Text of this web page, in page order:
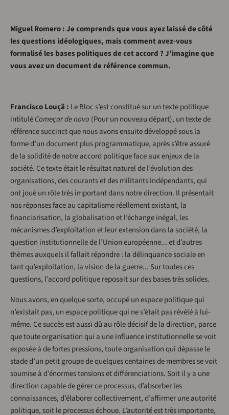
Miguel Romero : Je comprends que vous ayez laissé de côté
les questions idéologiques, mais comment avez-vous
formalisé les bases politiques de cet accord ? J’imagine que
vous avez un document de référence commun.
Francisco Louçã : Le Bloc s’est constitué sur un texte politique
intituléComeçar de novo (Pour un nouveau départ), un texte de
référence succinct que nous avons ensuite développé sous la
forme d’un document plus programmatique, après s’être assuré
de la solidité de notre accord politique face aux enjeux de la
société. Ce texte était le résultat naturel de l’évolution des
organisations, des courants et des militants indépendants, qui
ont joué un rôle très important dans notre direction. Il présentait
nos réponses face au capitalisme réellement existant, la
financiarisation, la globalisation et l’échange inégal, les
mécanismes d’exploitation et leur extension dans la société, la
question institutionnelle de l’Union européenne... et d’autres
thèmes auxquels il fallait répondre : la délinquance sociale en
tant qu’exploitation, la vision de la guerre... Sur toutes ces
questions, l’accord politique reposait sur des bases très solides.
Nous avons, en quelque sorte, occupé un espace politique qui
n’existait pas, un espace politique qui ne s’était pas révélé à lui-
même. Ce succès est aussi dû au rôle décisif de la direction, parce
que toute organisation qui a une influence institutionnelle se voit
exposée à de fortes pressions, toute organisation qui dépasse le
stade d’un petit groupe de quelques centaines de membres se voit
soumise à d’énormes tensions et différenciations. Soit il y a une
direction capable de gérer ce processus, d’absorber les
connaissances, d’élaborer collectivement, d’affirmer une autorité
politique, soit le processus échoue. L’autorité est très importante,